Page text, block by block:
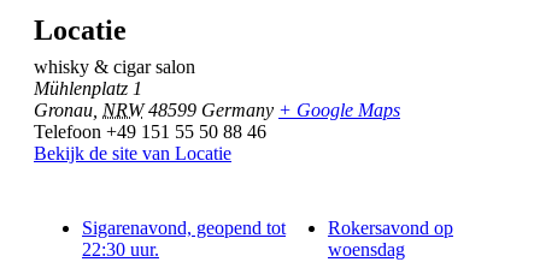
Locatie
whisky & cigar salon
Mühlenplatz 1
Gronau NRW 48599 Germany + Google Maps
Telefoon +49 151 55 50 88 46
Bekijk de site van Locatie
Sigarenavond, geopend tot
22:30 uur.
Rokersavond op
woensdag